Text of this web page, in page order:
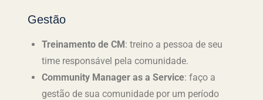
Gestão
Treinamento de CM:treino a pessoa de seu
time responsável pela comunidade.
Community Manager as a Service:faço a
gestão de sua comunidade por um período